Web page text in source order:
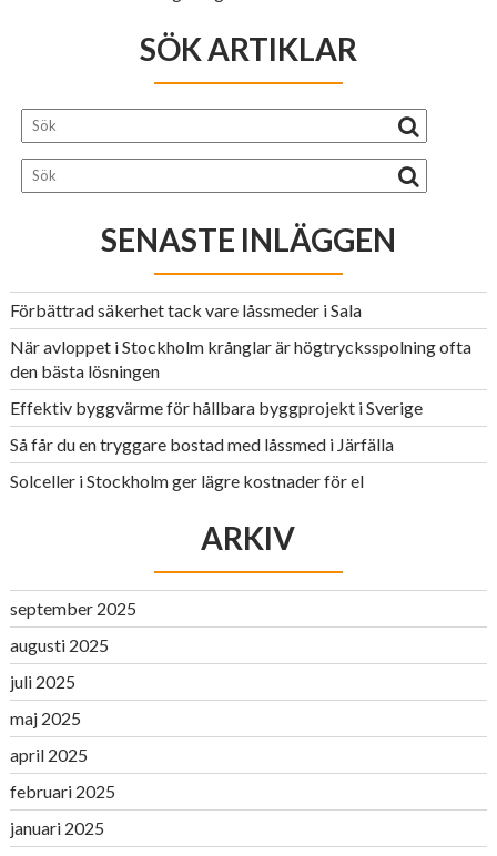
SÖK ARTIKLAR
SENASTE INLÄGGEN
Förbättrad säkerhet tack vare låssmeder i Sala
När avloppet i Stockholm krånglar är högtrycksspolning ofta
den bästa lösningen
Effektiv byggvärme för hållbara byggprojekt i Sverige
Så får du en tryggare bostad med låssmed i Järfälla
Solceller i Stockholm ger lägre kostnader för el
ARKIV
september 2025
augusti 2025
juli 2025
maj 2025
april 2025
februari 2025
januari 2025